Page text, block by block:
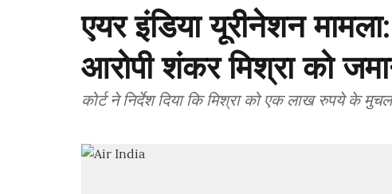
एयर इंडिया यूरीनेशन
आरोपी शंकर मिश्रा को
कोर्ट ने निर्देश दिया कि मिश्रा को एक लाख रुपये के